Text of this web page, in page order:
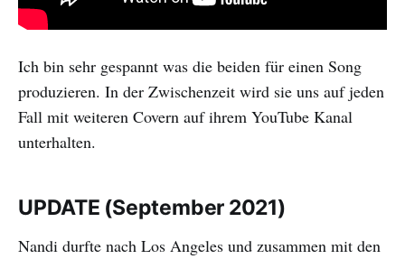
Ich bin sehr gespannt was die beiden für einen Song
produzieren. In der Zwischenzeit wird sie uns auf jeden
Fall mit weiteren Covern auf ihrem YouTube Kanal
unterhalten.
UPDATE (September 2021)
Nandi durfte nach Los Angeles und zusammen mit den